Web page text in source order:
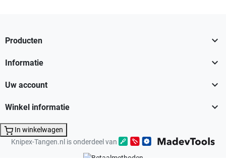
Producten 
Informatie 
Uw account 
Winkel informatie 
In winkelwagen
Knipex-Tangen.nl is onderdeel van